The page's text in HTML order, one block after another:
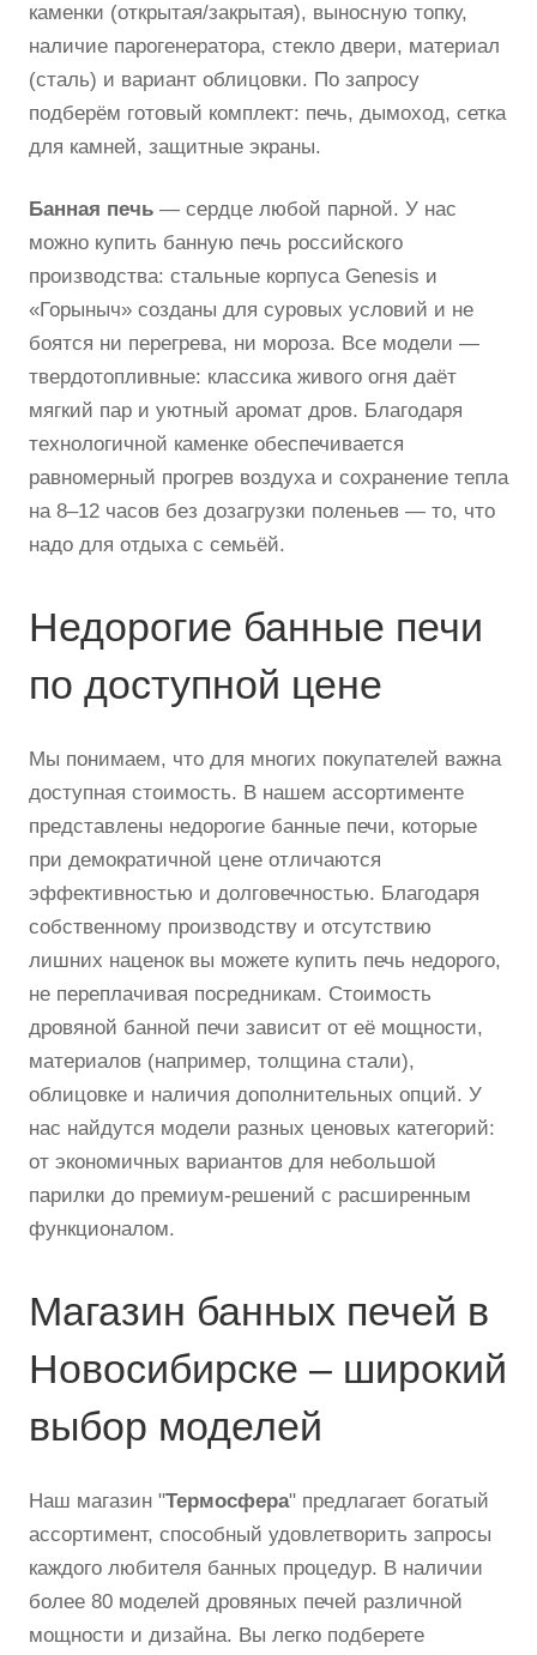
каменки (открытая/закрытая), выносную топку,
наличие парогенератора, стекло двери, материал
(сталь) и вариант облицовки. По запросу
подберём готовый комплект: печь, дымоход, сетка
для камней, защитные экраны.
Банная печь — сердце любой парной. У нас
можно купить банную печь российского
производства: стальные корпуса Genesis и
«Горыныч» созданы для суровых условий и не
боятся ни перегрева, ни мороза. Все модели —
твердотопливные: классика живого огня даёт
мягкий пар и уютный аромат дров. Благодаря
технологичной каменке обеспечивается
равномерный прогрев воздуха и сохранение тепла
на 8–12 часов без дозагрузки поленьев — то, что
надо для отдыха с семьёй.
Недорогие банные печи
по доступной цене
Мы понимаем, что для многих покупателей важна
доступная стоимость. В нашем ассортименте
представлены недорогие банные печи, которые
при демократичной цене отличаются
эффективностью и долговечностью. Благодаря
собственному производству и отсутствию
лишних наценок вы можете купить печь недорого,
не переплачивая посредникам. Стоимость
дровяной банной печи зависит от её мощности,
материалов (например, толщина стали),
облицовке и наличия дополнительных опций. У
нас найдутся модели разных ценовых категорий:
от экономичных вариантов для небольшой
парилки до премиум-решений с расширенным
функционалом.
Магазин банных печей в
Новосибирске – широкий
выбор моделей
Наш магазин "Термосфера" предлагает богатый
ассортимент, способный удовлетворить запросы
каждого любителя банных процедур. В наличии
более 80 моделей дровяных печей различной
мощности и дизайна. Вы легко подберете